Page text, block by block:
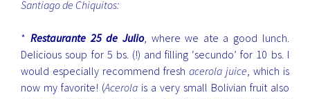
Santiago de Chiquitos:
* Restaurante 25 de Julio, where we ate a good lunch.
Delicious soup for 5 bs. (!) and filling ‘secundo’ for 10 bs. I
would especially recommend fresh acerola juice , which is
now my favorite! (Acerola is a very small Bolivian fruit also